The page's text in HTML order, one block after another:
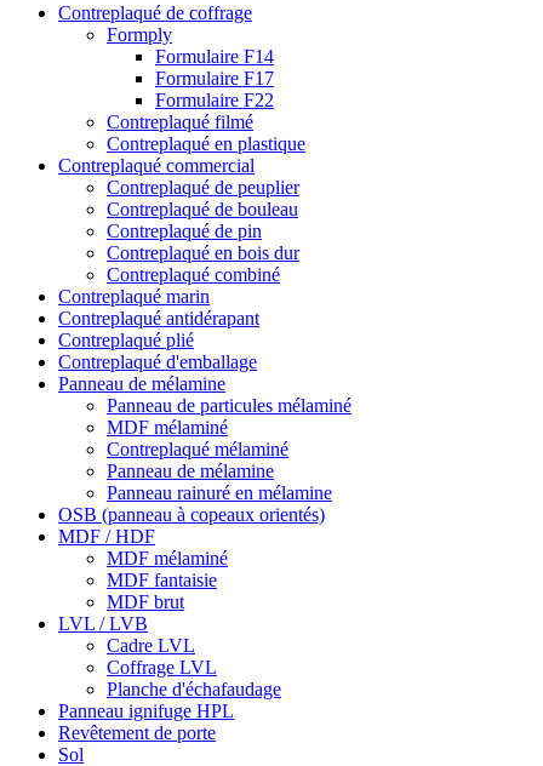
Contreplaqué de coffrage
Formply
Formulaire F14
Formulaire F17
Formulaire F22
Contreplaqué filmé
Contreplaqué en plastique
Contreplaqué commercial
Contreplaqué de peuplier
Contreplaqué de bouleau
Contreplaqué de pin
Contreplaqué en bois dur
Contreplaqué combiné
Contreplaqué marin
Contreplaqué antidérapant
Contreplaqué plié
Contreplaqué d'emballage
Panneau de mélamine
Panneau de particules mélaminé
MDF mélaminé
Contreplaqué mélaminé
Panneau de mélamine
Panneau rainuré en mélamine
OSB (panneau à copeaux orientés)
MDF / HDF
MDF mélaminé
MDF fantaisie
MDF brut
LVL / LVB
Cadre LVL
Coffrage LVL
Planche d'échafaudage
Panneau ignifuge HPL
Revêtement de porte
Sol